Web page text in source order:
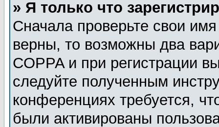
» Я только что
Сначала проверьте свои
верны, то возможны два
COPPA и при регистрации
следуйте полученным
конференциях требуется,
были активированы